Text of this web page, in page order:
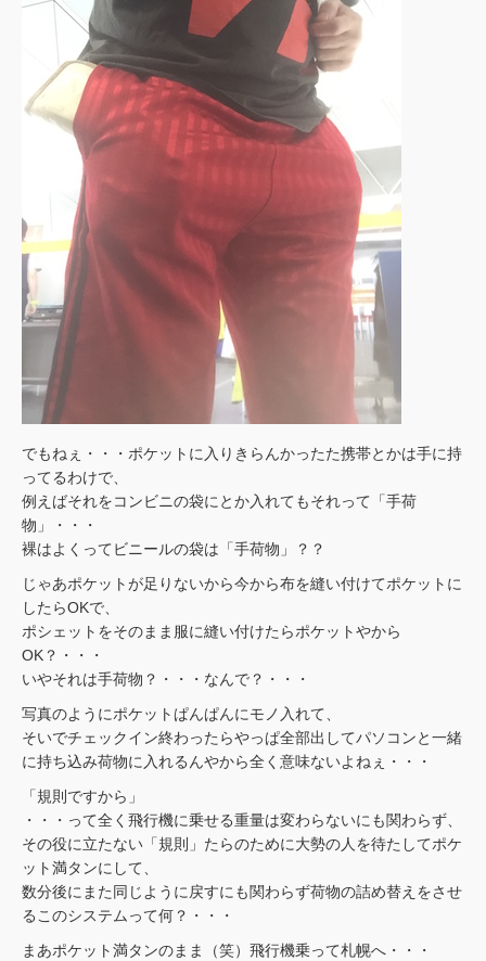
でもねぇ・・・ポケットに入りきらんかったた携帯とかは手に持
ってるわけで、
例えばそれをコンビニの袋にとか入れてもそれって「手荷
物」・・・
裸はよくってビニールの袋は「手荷物」？？
じゃあポケットが足りないから今から布を縫い付けてポケットに
したらOKで、
ポシェットをそのまま服に縫い付けたらポケットやから
OK？・・・
いやそれは手荷物？・・・なんで？・・・
写真のようにポケットぱんぱんにモノ入れて、
そいでチェックイン終わったらやっぱ全部出してパソコンと一緒
に持ち込み荷物に入れるんやから全く意味ないよねぇ・・・
「規則ですから」
・・・って全く飛行機に乗せる重量は変わらないにも関わらず、
その役に立たない「規則」たらのために大勢の人を待たしてポケ
ット満タンにして、
数分後にまた同じように戻すにも関わらず荷物の詰め替えをさせ
るこのシステムって何？・・・
まあポケット満タンのまま（笑）飛行機乗って札幌へ・・・